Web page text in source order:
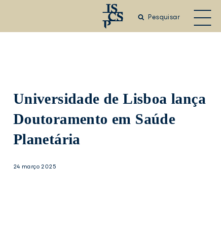
Pesquisar
Universidade de Lisboa lança
Doutoramento em Saúde
Planetária
24 março 2025